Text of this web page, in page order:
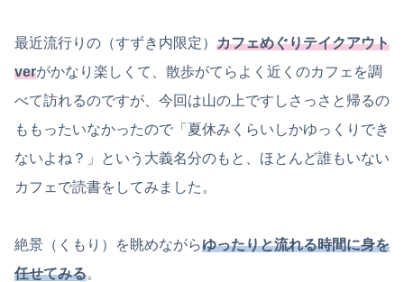
最近流行りの（すずき内限定） カフェめぐりテイクアウト
verがかなり楽しくて、散歩がてらよく近くのカフェを調
べて訪れるのですが、今回は山の上ですしさっさと帰るの
ももったいなかったので「夏休みくらいしかゆっくりでき
ないよね？」という大義名分のもと、ほとんど誰もいない
カフェで読書をしてみました。
絶景（くもり）を眺めながらゆったりと流れる時間に身を
任せてみる。